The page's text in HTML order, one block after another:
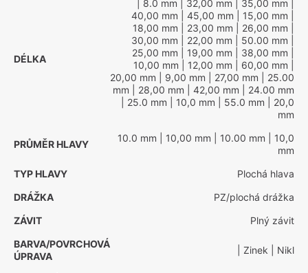
DÉLKA
| 8.0 mm | 32,00 mm | 35,00 mm
40,00 mm | 45,00 mm | 15,00 mm
18,00 mm | 23,00 mm | 26,00 mm
30,00 mm | 22,00 mm | 50.00 mm
25,00 mm | 19,00 mm | 38,00 mm
10,00 mm | 12,00 mm | 60,00 mm
20,00 mm | 9,00 mm | 27,00 mm | 25.00
mm | 28,00 mm | 42,00 mm | 24.00 mm
| 25.0 mm | 10,0 mm | 55.0 mm | 20,0
mm
PRŮMĚR HLAVY
10.0 mm | 10,00 mm | 10.00 mm | 10,0
mm
TYP HLAVY
Plochá hlava
DRÁŽKA
PZ/plochá drážka
ZÁVIT
Plný závit
BARVA/POVRCHOVÁ
ÚPRAVA
| Zinek | Nikl